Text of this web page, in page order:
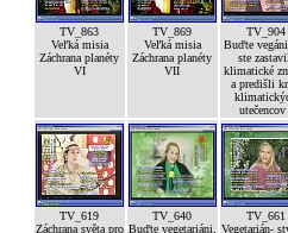
TV_863
Veľká misia
Záchrana planéty
VI
TV_869
Veľká misia
Záchrana planéty
VII
TV_904
Buďte
ste
klimatické
a predišli
TV_619
Záchrana světa pro
TV_640
Buďte vegetariáni,
TV_661
Vegetarián-